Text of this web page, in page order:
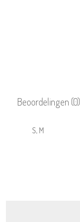
Beoordelingen (0)
S, M